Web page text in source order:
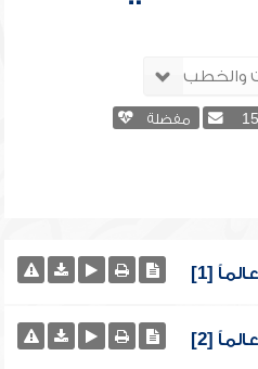
مفضلة
[1]
[2]